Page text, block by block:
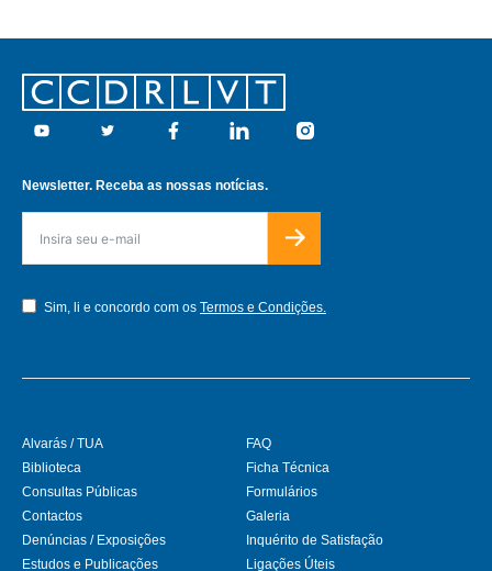
Footer
Youtube Twitter Facebook Linkedin Instagram
Newsletter. Receba as nossas notícias.
Sim, li e concordo com os Termos e Condições.
Alvarás / TUA
Biblioteca
Consultas Públicas
Contactos
Denúncias / Exposições
Estudos e Publicações
FAQ
Ficha Técnica
Formulários
Galeria
Inquérito de Satisfação
Ligações Úteis